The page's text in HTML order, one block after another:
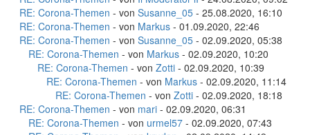
RE: Corona-Themen - von Susanne_05 - 25.08.2020, 16:10
RE: Corona-Themen - von Markus - 01.09.2020, 22:46
RE: Corona-Themen - von Susanne_05 - 02.09.2020, 05:38
RE: Corona-Themen - von Markus - 02.09.2020, 10:20
RE: Corona-Themen - von Zotti - 02.09.2020, 10:39
RE: Corona-Themen - von Markus - 02.09.2020, 11:14
RE: Corona-Themen - von Zotti - 02.09.2020, 18:18
RE: Corona-Themen - von mari - 02.09.2020, 06:31
RE: Corona-Themen - von urmel57 - 02.09.2020, 07:43